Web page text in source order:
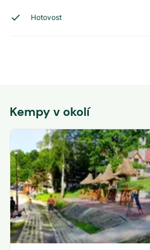
Hotovost
Kempy v okolí